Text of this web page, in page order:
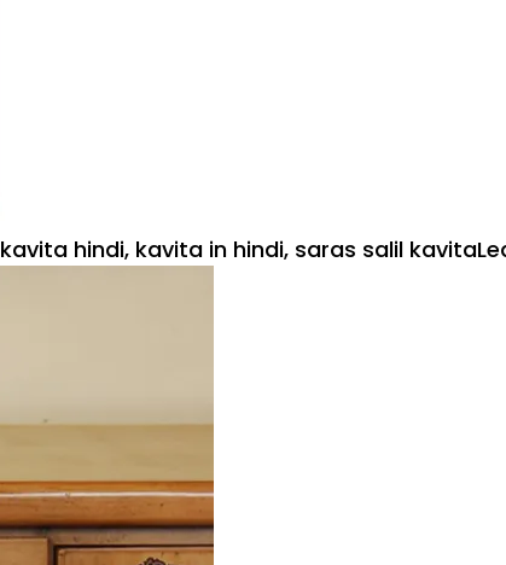
kavita hindi, kavita in hindi, saras salil kavita